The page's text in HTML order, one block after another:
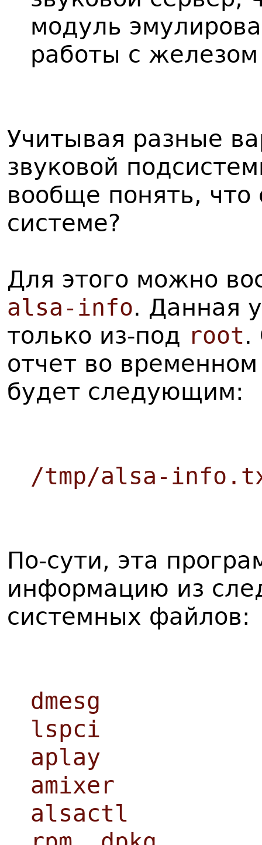
модуль
работы с железом
Учитывая разные
звуковой
вообще понять, что
системе?
Для этого можно
alsa-info. Данная
только из-под root.
отчет во
будет следующим:
/tmp/alsa-
По-сути, эта
информацию из
системных файлов:
dmesg
lspci
aplay
amixer
alsactl